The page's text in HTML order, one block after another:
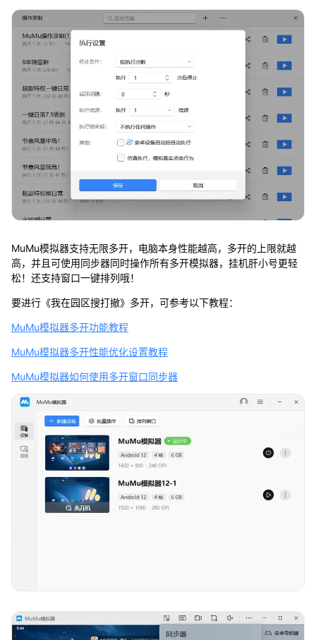
MuMu模拟器支持无限多开，电脑本身性能越高，多开的上限就越
高，并且可使用同步器同时操作所有多开模拟器，挂机肝小号更轻
松！还支持窗口一键排列哦！
要进行《我在园区搜打撤》多开，可参考以下教程：
MuMu模拟器多开功能教程
MuMu模拟器多开性能优化设置教程
MuMu模拟器如何使用多开窗口同步器